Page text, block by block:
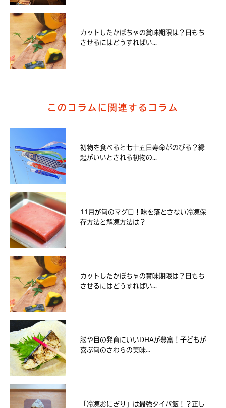
カットしたかぼちゃの賞味期限は？日もち
させるにはどうすればい...
このコラムに関連するコラム
初物を食べると七十五日寿命がのびる？縁
起がいいとされる初物の...
11月が旬のマグロ！味を落とさない冷凍保
存方法と解凍方法は？
カットしたかぼちゃの賞味期限は？日もち
させるにはどうすればい...
脳や目の発育にいいDHAが豊富！子どもが
喜ぶ旬のさわらの美味...
「冷凍おにぎり」は最強タイパ飯！？正し